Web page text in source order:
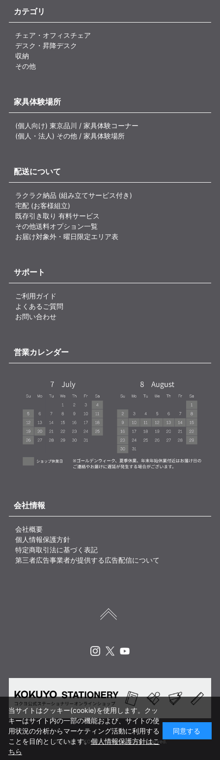
カテゴリ
チェア・オフィスチェア
デスク・昇降デスク
収納
その他
家具体験場所
(個人向け) 東京品川 / 家具体験コーナー
(個人・法人) その他 / 家具体験場所
配送について
ラクラク納品 (組み立てサービス付き)
宅配 (お客様組立)
既存引き取り 有料サービス
その他送料オプション一覧
お届け対象外・曜日限定エリア表
サポート
ご利用ガイド
よくあるご質問
お問い合わせ
営業カレンダー
会社情報
会社概要
個人情報保護方針
特定商取引法に基づく表記
第三者広告事業者が提供する広告配信について
Copyright © KOKUYO CORP. All rights reserved.
当サイトはクッキー(cookie)を使用します。クッ
キーはサイト内の一部の機能および、サイトの使
用状況の分析からマーケティング活動に利用する
ことを目的としています。個人情報保護方針はこ
ちら
同意する